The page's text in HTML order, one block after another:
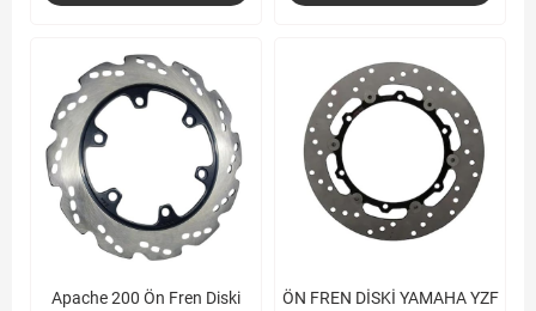
Apache 200 Ön Fren Diski
ÖN FREN DİSKİ YAMAHA YZF